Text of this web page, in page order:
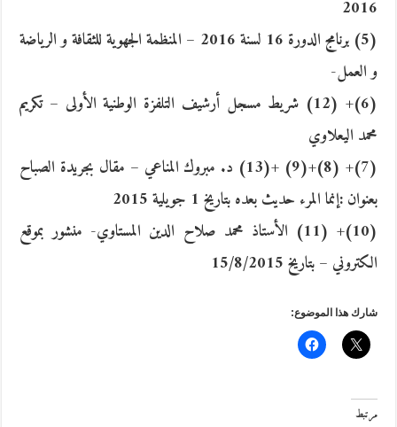
2016
(5) برنامج الدورة 16 لسنة 2016 – المنظمة الجهوية للثقافة و الرياضة
و العمل-
(6)+ (12) شريط مسجل أرشيف التلفزة الوطنية الأولى – تكريم
محمد اليعلاوي
(7)+ (8)+(9) +(13) د. مبروك المناعي – مقال بجريدة الصباح
بعنوان :إنما المرء حديث بعده بتاريخ 1 جويلية 2015
(10)+ (11) الأستاذ محمد صلاح الدين المستاوي- منشور بموقع
الكتروني – بتاريخ 15/8/2015
شارك هذا الموضوع:
مرتبط